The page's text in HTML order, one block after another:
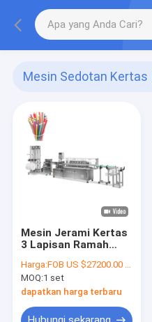
Mesin Sedotan Kertas
Mesin Jerami Kertas
3 Lapisan Ramah
Berkecepatan Tinggi
Harga:FOB US $27200.00 - 27300.00 / Set
MOQ:1 set
dapatkan harga terbaru